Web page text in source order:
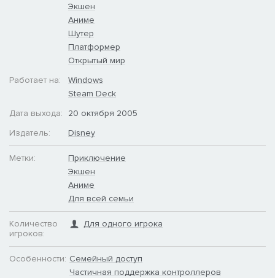
Экшен
Аниме
Шутер
Платформер
Открытый мир
Работает на:
Windows
Steam Deck
Дата выхода:
20 октября 2005
Издатель:
Disney
Метки:
Приключение
Экшен
Аниме
Для всей семьи
Количество
игроков:
Для одного игрока
Особенности: Семейный доступ
Частичная поддержка контроллеров